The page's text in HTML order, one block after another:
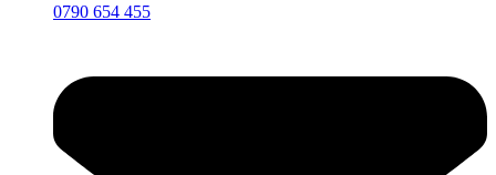
0790 654 455